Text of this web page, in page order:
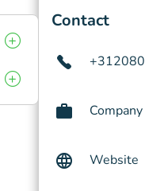
Contact
Website